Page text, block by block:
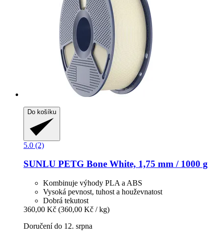
Do košíku
5.0 (2)
SUNLU PETG Bone White, 1,75 mm / 1000 g
Kombinuje výhody PLA a ABS
Vysoká pevnost, tuhost a houževnatost
Dobrá tekutost
360,00 Kč (360,00 Kč / kg)
Doručení do 12. srpna